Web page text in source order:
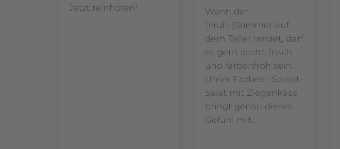
Jetzt reinhören!
Wenn der
(Früh-)Sommer auf
dem Teller landet, darf
es gern leicht, frisch
und farbenfroh sein.
Unser Erdbeer-Spinat-
Salat mit Ziegenkäse
bringt genau dieses
Gefühl mit.